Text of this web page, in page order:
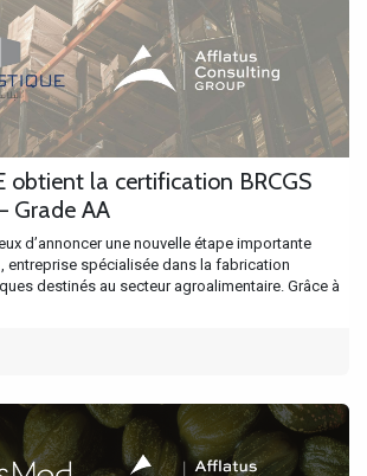
obtient la certification BRCGS
Grade AA
d’annoncer une nouvelle étape importante
, entreprise spécialisée dans la fabrication
destinés au secteur agroalimentaire. Grâce à